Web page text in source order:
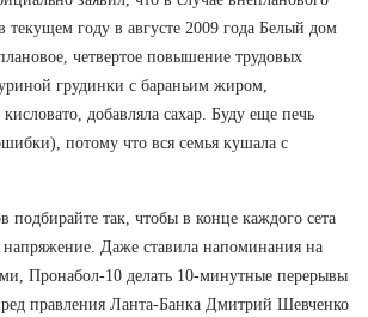
текущем году в августе 2009 года Белый дом
четвертое повышение трудовых
грудинки с бараньим жиром,
добавляла сахар. Буду еще печь
потому что вся семья кушала с
подбирайте так, чтобы в конце каждого сета
напряжение. Даже ставила напоминания на
Пронабол-10 делать 10-минутные перерывы
правления Ланта-Банка Дмитрий Шевченко